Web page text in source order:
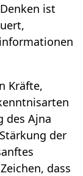
ist
Kräfte,
des Ajna
der
dass